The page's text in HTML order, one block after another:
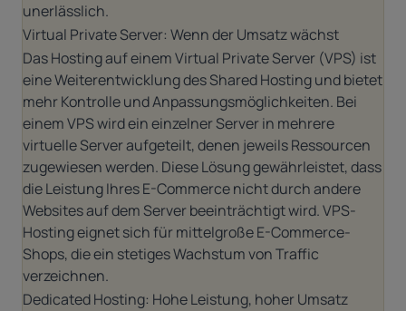
unerlässlich.
Virtual Private Server: Wenn der Umsatz wächst
Das Hosting auf einem Virtual Private Server (VPS) ist
eine Weiterentwicklung des Shared Hosting und bietet
mehr Kontrolle und Anpassungsmöglichkeiten. Bei
einem VPS wird ein einzelner Server in mehrere
virtuelle Server aufgeteilt, denen jeweils Ressourcen
zugewiesen werden. Diese Lösung gewährleistet, dass
die Leistung Ihres E-Commerce nicht durch andere
Websites auf dem Server beeinträchtigt wird. VPS-
Hosting eignet sich für mittelgroße E-Commerce-
Shops, die ein stetiges Wachstum von Traffic
verzeichnen.
Dedicated Hosting: Hohe Leistung, hoher Umsatz